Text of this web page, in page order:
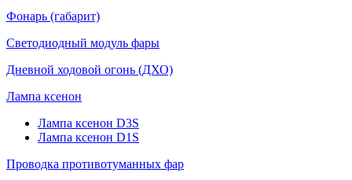
Фонарь (габарит)
Светодиодный модуль фары
Дневной ходовой огонь (ДХО)
Лампа ксенон
Лампа ксенон D3S
Лампа ксенон D1S
Проводка противотуманных фар